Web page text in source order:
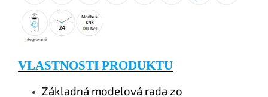
VLASTNOSTI PRODUKTU
Základná modelová rada zo